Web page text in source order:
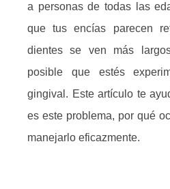
a personas de todas las
que tus encías parecen
dientes se ven más
posible que estés
gingival. Este artículo te
es este problema, por qué
manejarlo eficazmente.